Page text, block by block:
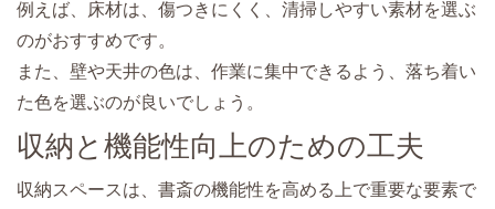
例えば、床材は、傷つきにくく、清掃しやすい素材を選ぶ
のがおすすめです。
また、壁や天井の色は、作業に集中できるよう、落ち着い
た色を選ぶのが良いでしょう。
収納と機能性向上のための工夫
収納スペースは、書斎の機能性を高める上で重要な要素で